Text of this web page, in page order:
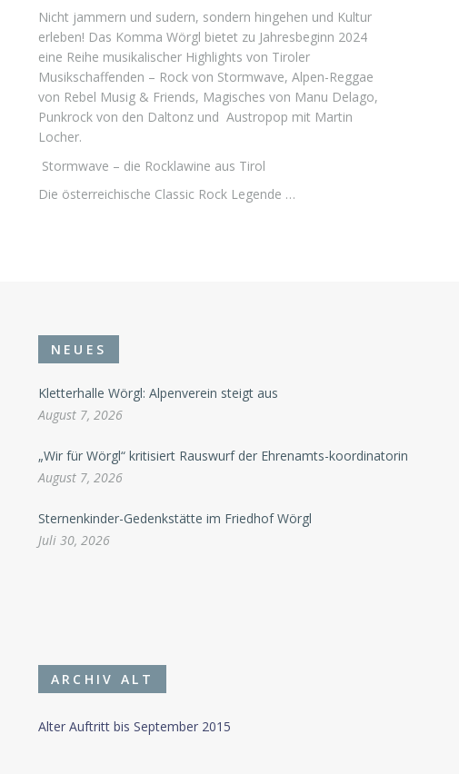
Nicht jammern und sudern, sondern hingehen und Kultur
erleben! Das Komma Wörgl bietet zu Jahresbeginn 2024
eine Reihe musikalischer Highlights von Tiroler
Musikschaffenden – Rock von Stormwave, Alpen-Reggae
von Rebel Musig & Friends, Magisches von Manu Delago,
Punkrock von den Daltonz und Austropop mit Martin
Locher.
Stormwave – die Rocklawine aus Tirol
Die österreichische Classic Rock Legende …
NEUES
Kletterhalle Wörgl: Alpenverein steigt aus
August 7, 2026
„Wir für Wörgl“ kritisiert Rauswurf der Ehrenamts-koordinatorin
August 7, 2026
Sternenkinder-Gedenkstätte im Friedhof Wörgl
Juli 30, 2026
ARCHIV ALT
Alter Auftritt bis September 2015